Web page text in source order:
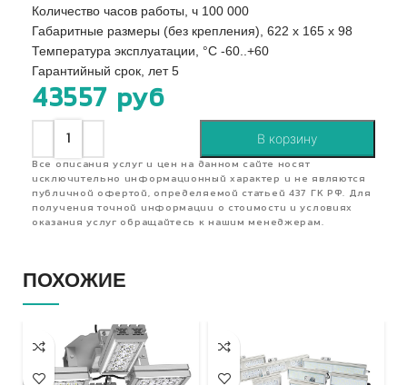
Количество часов работы, ч 100 000
Габаритные размеры (без крепления), 622 х 165 х 98
Температура эксплуатации, °C -60..+60
Гарантийный срок, лет 5
43557 руб
В корзину
Все описания услуг и цен на данном сайте носят
исключительно информационный характер и не являются
публичной офертой, определяемой статьей 437 ГК РФ. Для
получения точной информации о стоимости и условиях
оказания услуг обращайтесь к нашим менеджерам.
ПОХОЖИЕ